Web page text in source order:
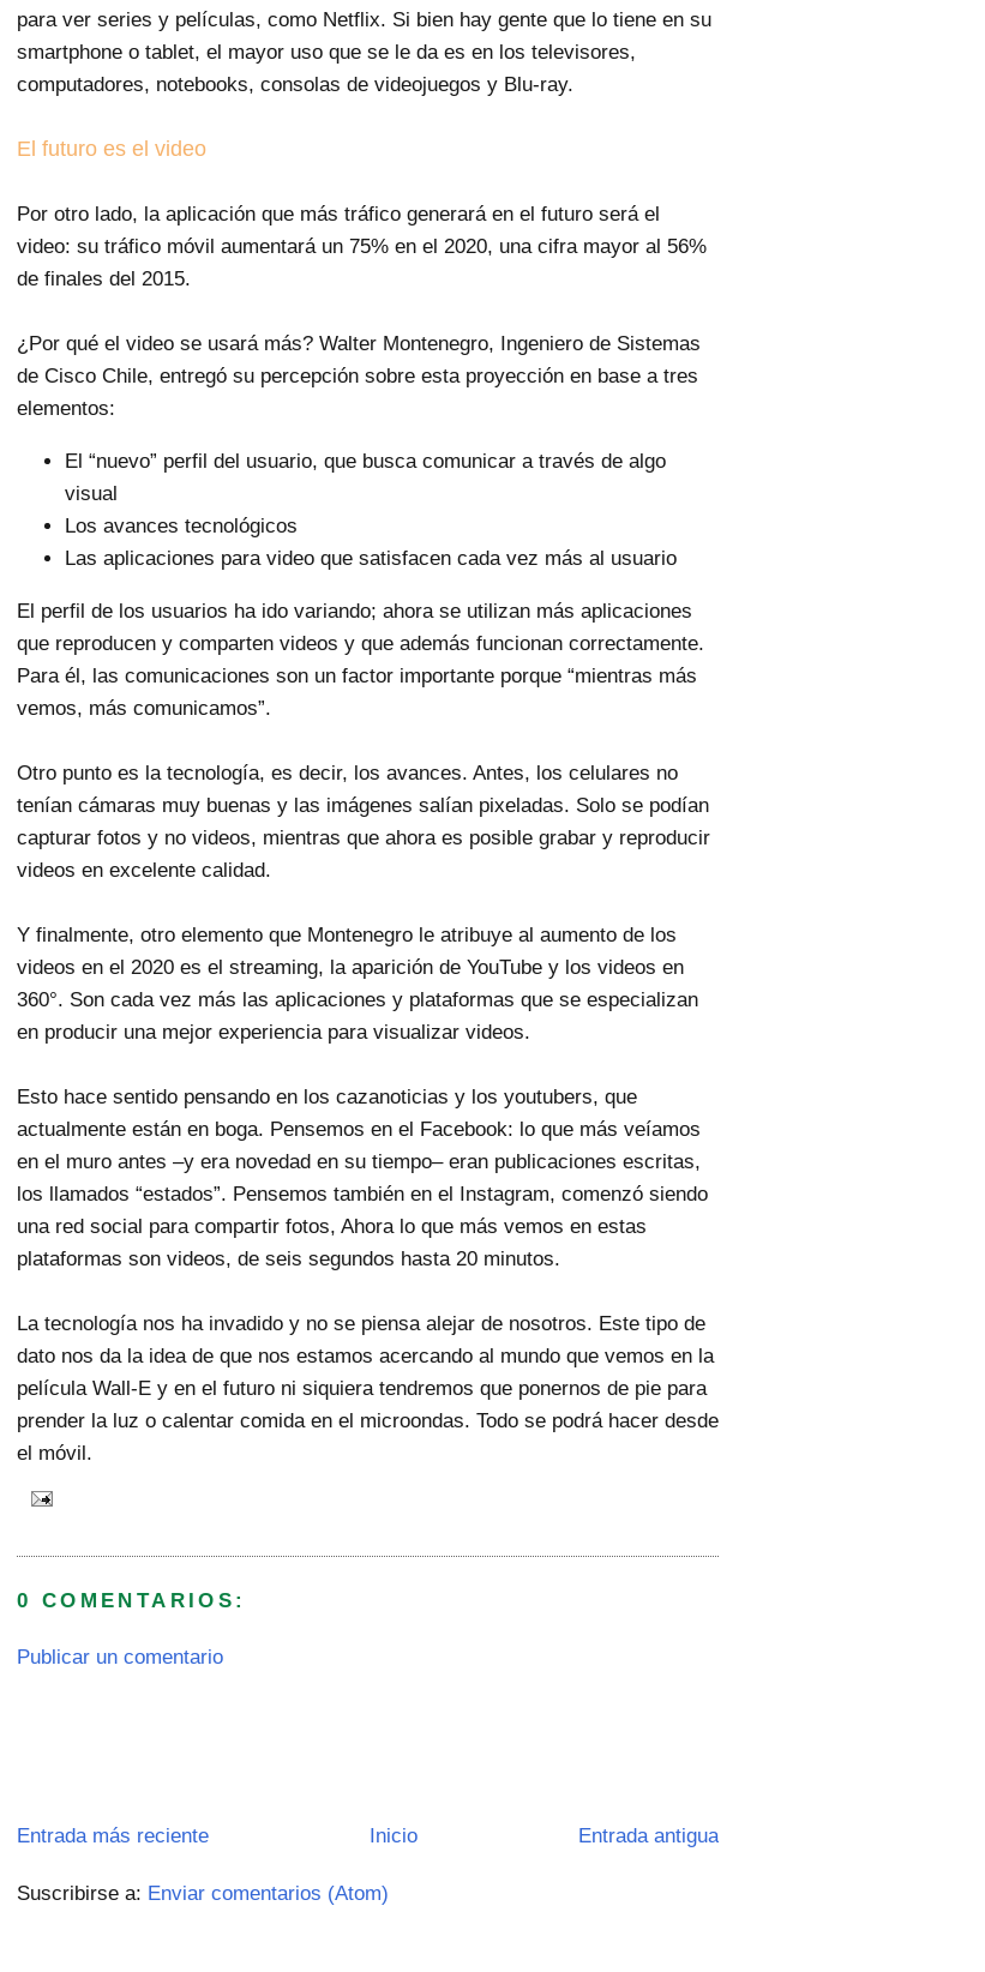
para ver series y películas, como Netflix. Si bien hay gente que lo tiene en su
smartphone o tablet, el mayor uso que se le da es en los televisores,
computadores, notebooks, consolas de videojuegos y Blu-ray.
El futuro es el video
Por otro lado, la aplicación que más tráfico generará en el futuro será el
video: su tráfico móvil aumentará un 75% en el 2020, una cifra mayor al 56%
de finales del 2015.
¿Por qué el video se usará más? Walter Montenegro, Ingeniero de Sistemas
de Cisco Chile, entregó su percepción sobre esta proyección en base a tres
elementos:
El “nuevo” perfil del usuario, que busca comunicar a través de algo
visual
Los avances tecnológicos
Las aplicaciones para video que satisfacen cada vez más al usuario
El perfil de los usuarios ha ido variando; ahora se utilizan más aplicaciones
que reproducen y comparten videos y que además funcionan correctamente.
Para él, las comunicaciones son un factor importante porque “mientras más
vemos, más comunicamos”.
Otro punto es la tecnología, es decir, los avances. Antes, los celulares no
tenían cámaras muy buenas y las imágenes salían pixeladas. Solo se podían
capturar fotos y no videos, mientras que ahora es posible grabar y reproducir
videos en excelente calidad.
Y finalmente, otro elemento que Montenegro le atribuye al aumento de los
videos en el 2020 es el streaming, la aparición de YouTube y los videos en
360°. Son cada vez más las aplicaciones y plataformas que se especializan
en producir una mejor experiencia para visualizar videos.
Esto hace sentido pensando en los cazanoticias y los youtubers, que
actualmente están en boga. Pensemos en el Facebook: lo que más veíamos
en el muro antes –y era novedad en su tiempo– eran publicaciones escritas,
los llamados “estados”. Pensemos también en el Instagram, comenzó siendo
una red social para compartir fotos, Ahora lo que más vemos en estas
plataformas son videos, de seis segundos hasta 20 minutos.
La tecnología nos ha invadido y no se piensa alejar de nosotros. Este tipo de
dato nos da la idea de que nos estamos acercando al mundo que vemos en la
película Wall-E y en el futuro ni siquiera tendremos que ponernos de pie para
prender la luz o calentar comida en el microondas. Todo se podrá hacer desde
el móvil.
0 COMENTARIOS:
Publicar un comentario
Entrada más reciente Entrada antigua
Inicio
Suscribirse a: Enviar comentarios (Atom)